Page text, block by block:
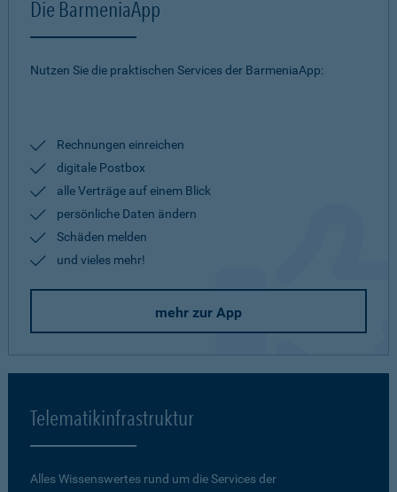
Die BarmeniaApp
Nutzen Sie die praktischen Services der BarmeniaApp:
Rechnungen einreichen
digitale Postbox
alle Verträge auf einem Blick
persönliche Daten ändern
Schäden melden
und vieles mehr!
mehr zur App
Telematikinfrastruktur
Alles Wissenswertes rund um die Services der